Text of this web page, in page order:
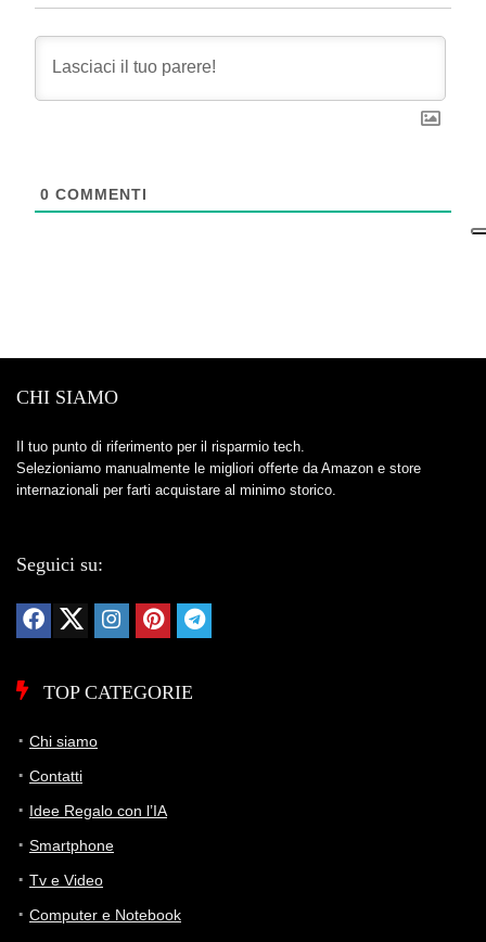
0 COMMENTI
CHI SIAMO
Il tuo punto di riferimento per il risparmio tech.
Selezioniamo manualmente le migliori offerte da Amazon e store
internazionali per farti acquistare al minimo storico.
Seguici su:
TOP CATEGORIE
Chi siamo
Contatti
Idee Regalo con l’IA
Smartphone
Tv e Video
Computer e Notebook